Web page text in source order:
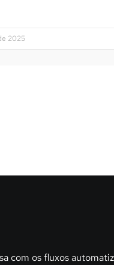
2025
com os fluxos